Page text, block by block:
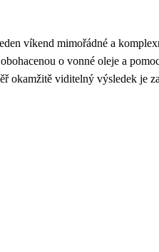
víkend mimořádné a
o vonné oleje a
okamžitě viditelný výsledek je